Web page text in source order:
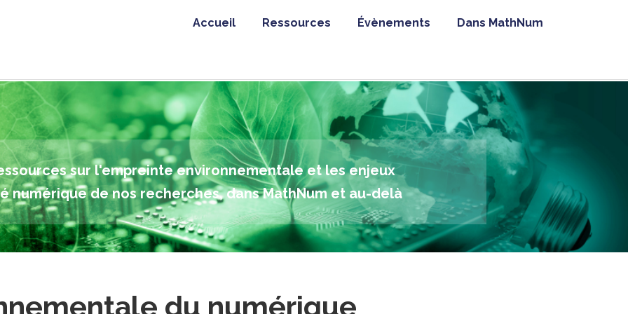
Accueil Ressources Évènements Dans MathNum
sur l'empreinte environnementale et les enjeux
numérique de nos recherches, dans MathNum et au-delà
du numérique